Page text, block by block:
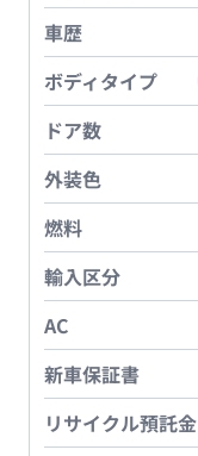
車歴
ボディタイプ
ドア数
外装色
燃料
輸入区分
AC
新車保証書
リサイクル預託金